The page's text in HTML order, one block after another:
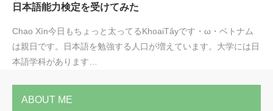
日本語能力検定を受けてみた
Chao Xìn今日もちょっと太ってるKhoaiTâyです・ω・ベトナム
は親日です。日本語を勉強する人口が増えています。大学には日
本語学科があります…
ABOUT ME